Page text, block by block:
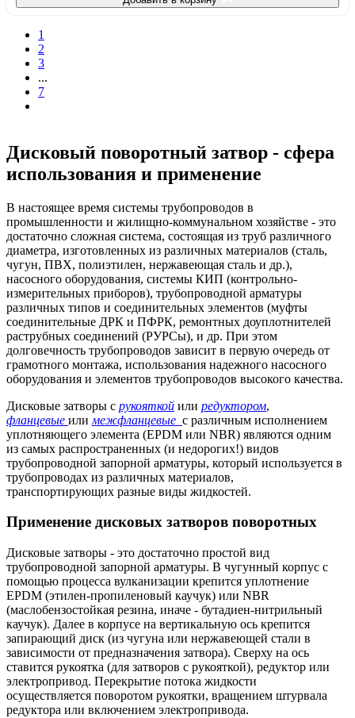
1
2
3
...
7
Дисковый поворотный затвор - сфера
использования и применение
В настоящее время системы трубопроводов в
промышленности и жилищно-коммунальном хозяйстве - это
достаточно сложная система, состоящая из труб различного
диаметра, изготовленных из различных материалов (сталь,
чугун, ПВХ, полиэтилен, нержавеющая сталь и др.),
насосного оборудования, системы КИП (контрольно-
измерительных приборов), трубопроводной арматуры
различных типов и соединительных элементов (муфты
соединительные ДРК и ПФРК, ремонтных доуплотнителей
раструбных соединений (РУРСы), и др. При этом
долговечность трубопроводов зависит в первую очередь от
грамотного монтажа, использования надежного насосного
оборудования и элементов трубопроводов высокого качества.
Дисковые затворы с рукояткой или редуктором,
фланцевые или межфланцевые с различным исполнением
уплотняющего элемента (EPDM или NBR) являются одним
из самых распространенных (и недорогих!) видов
трубопроводной запорной арматуры, который используется в
трубопроводах из различных материалов,
транспортирующих разные виды жидкостей.
Применение дисковых затворов поворотных
Дисковые затворы - это достаточно простой вид
трубопроводной запорной арматуры. В чугунный корпус с
помощью процесса вулканизации крепится уплотнение
EPDM (этилен-пропиленовый каучук) или NBR
(маслобензостойкая резина, иначе - бутадиен-нитрильный
каучук). Далее в корпусе на вертикальную ось крепится
запирающий диск (из чугуна или нержавеющей стали в
зависимости от предназначения затвора). Сверху на ось
ставится рукоятка (для затворов с рукояткой), редуктор или
электропривод. Перекрытие потока жидкости
осуществляется поворотом рукоятки, вращением штурвала
редуктора или включением электропривода.